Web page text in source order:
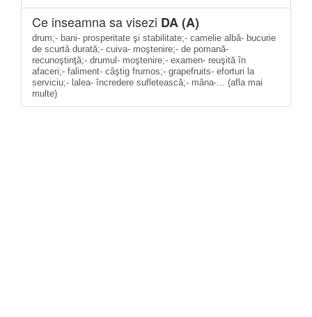
Ce inseamna sa visezi DA (A)
drum;- bani- prosperitate şi stabilitate;- camelie albă- bucurie
de scurtă durată;- cuiva- moştenire;- de pomană-
recunoştinţă;- drumul- moştenire;- examen- reuşită în
afaceri;- faliment- câştig frumos;- grapefruits- eforturi la
serviciu;- lalea- încredere sufletească;- mâna-... (afla mai
multe)